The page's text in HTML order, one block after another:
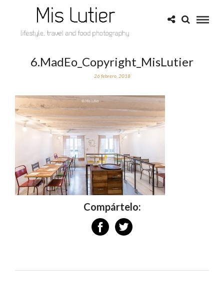
6.MadEo_Copyright_MisLutier
26 febrero, 2018
Compártelo: